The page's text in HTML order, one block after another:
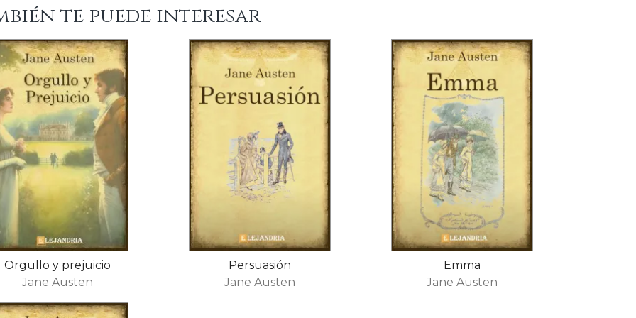
te puede interesar
Orgullo y prejuicio
Jane Austen
Persuasión
Jane Austen
Emma
Jane Austen